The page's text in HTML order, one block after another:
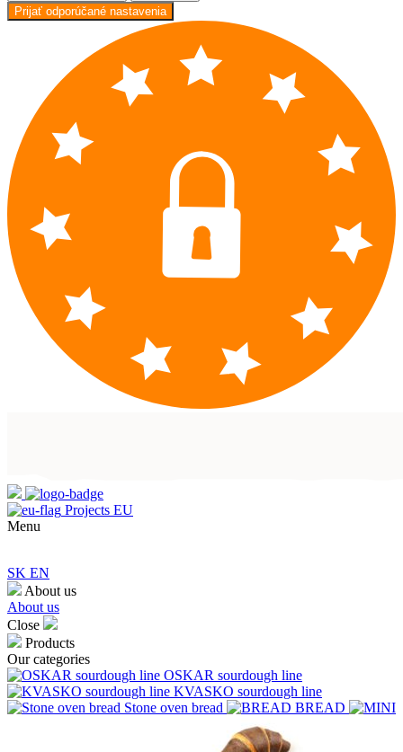
Prijať odporúčané nastavenia
Projects EU
Menu
SK EN
About us
About us
Close
Products
Our categories
OSKAR sourdough line
KVASKO sourdough line
Stone oven bread
BREAD